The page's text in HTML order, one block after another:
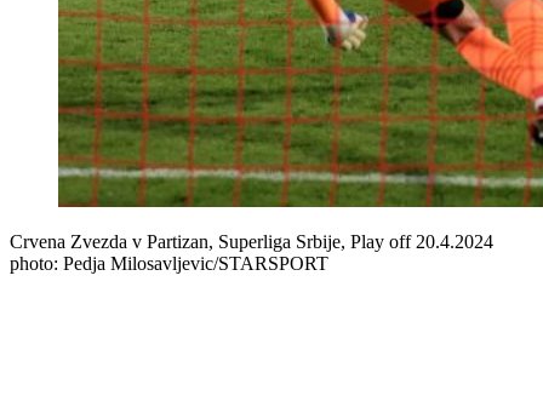
Crvena Zvezda v Partizan, Superliga Srbije, Play off 20.4.2024
photo: Pedja Milosavljevic/STARSPORT